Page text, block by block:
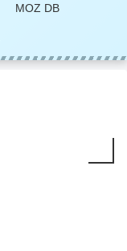
MOZ DB